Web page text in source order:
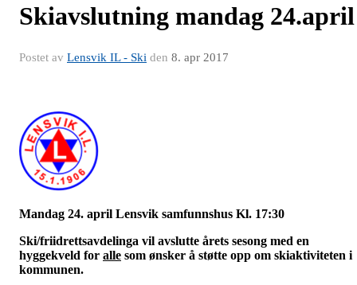
Skiavslutning mandag 24.april
Postet av Lensvik IL - Ski den 8. apr 2017
Mandag 24. april Lensvik samfunnshus Kl. 17:30
Ski/friidrettsavdelinga vil avslutte årets sesong med en
hyggekveld for alle som ønsker å støtte opp om skiaktiviteten i
kommunen.